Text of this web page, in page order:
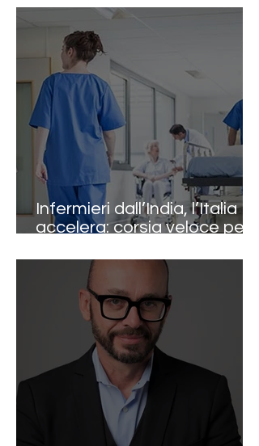
EUROPEI METTONO IN
EVIDENZA LE
INCONGRUENZE ITALIANE”
Infermieri dall’India, l’Italia
accelera: corsia veloce per
sanitarie